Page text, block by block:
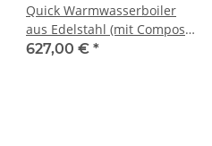
Quick Warmwasserboiler
aus Edelstahl (mit Composit-
Ummantelung) 20l 500W
627,00 € *